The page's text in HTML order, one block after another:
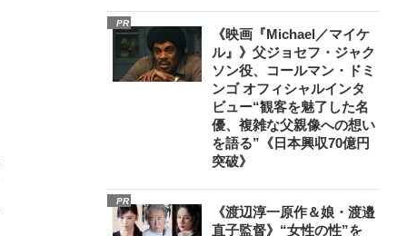
PR
《映画『Michael／マイケ
ル』》父ジョセフ・ジャク
ソン役、コールマン・ドミ
ンゴ オフィシャルインタ
ビュー“観客を魅了した名
優、複雑な父親像への想い
を語る”《日本興収70億円
突破》
PR
《渡辺淳一原作＆娘・渡邉
直子監督》“女性の性”を